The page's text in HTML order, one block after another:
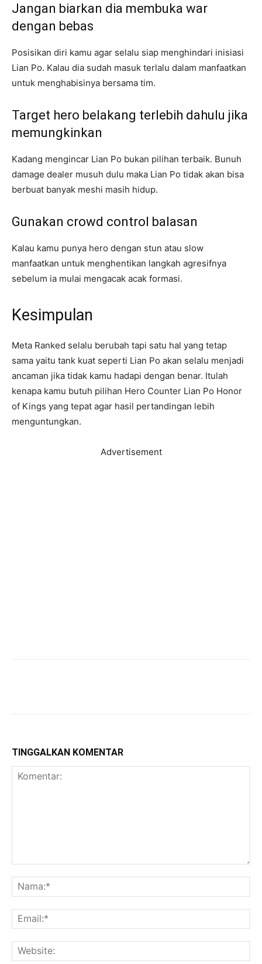
Jangan biarkan dia membuka war
dengan bebas
Posisikan diri kamu agar selalu siap menghindari inisiasi
Lian Po. Kalau dia sudah masuk terlalu dalam manfaatkan
untuk menghabisinya bersama tim.
Target hero belakang terlebih dahulu jika
memungkinkan
Kadang mengincar Lian Po bukan pilihan terbaik. Bunuh
damage dealer musuh dulu maka Lian Po tidak akan bisa
berbuat banyak meshi masih hidup.
Gunakan crowd control balasan
Kalau kamu punya hero dengan stun atau slow
manfaatkan untuk menghentikan langkah agresifnya
sebelum ia mulai mengacak acak formasi.
Kesimpulan
Meta Ranked selalu berubah tapi satu hal yang tetap
sama yaitu tank kuat seperti Lian Po akan selalu menjadi
ancaman jika tidak kamu hadapi dengan benar. Itulah
kenapa kamu butuh pilihan Hero Counter Lian Po Honor
of Kings yang tepat agar hasil pertandingan lebih
menguntungkan.
Advertisement
TINGGALKAN KOMENTAR